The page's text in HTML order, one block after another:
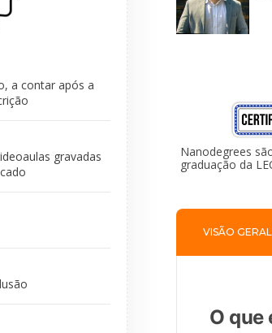
a contar após a
gravadas
Nanodegrees
graduação da
VISÃO GERAL
O que